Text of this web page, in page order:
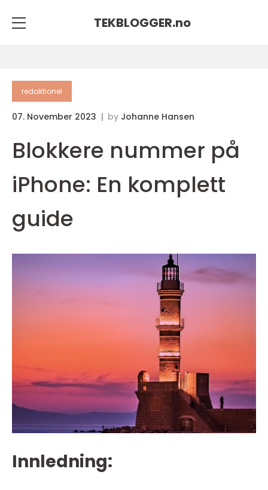
TEKBLOGGER.no
redaktionel
07. November 2023 by Johanne Hansen
Blokkere nummer på
iPhone: En komplett
guide
Innledning: